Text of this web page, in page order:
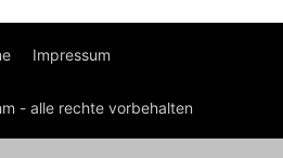
Impressum
- alle rechte vorbehalten